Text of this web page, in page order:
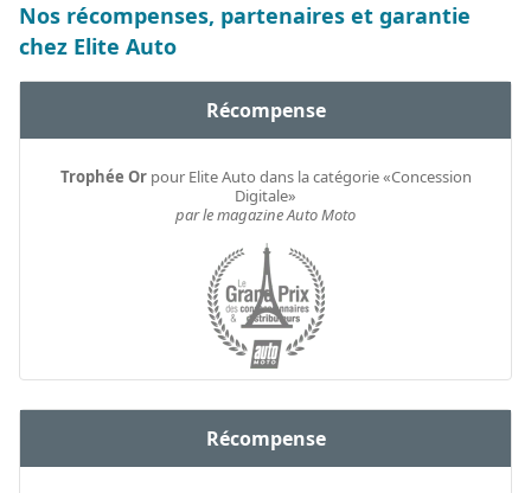
Nos récompenses, partenaires et garantie
chez Elite Auto
Récompense
Trophée Orpour Elite Auto dans la catégorie «Concession
Digitale»
par le magazine Auto Moto
Récompense